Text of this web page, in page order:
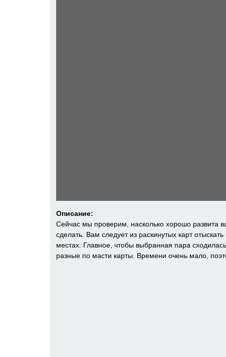
Описание:
Сейчас мы проверим, насколько хорошо развита
сделать. Вам следует из раскинутых карт
местах. Главное, чтобы выбранная пара
разные по масти карты. Времени очень мало,